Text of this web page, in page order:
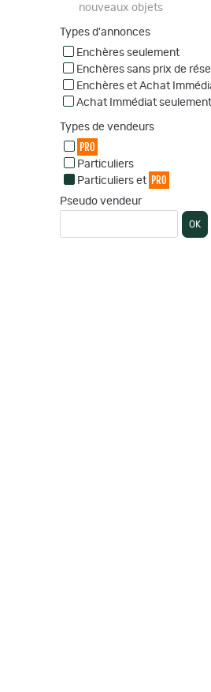
nouveaux objets
Types d'annonces
Enchères seulement
Enchères sans prix de
Enchères et Achat
Achat Immédiat seulement
Types de vendeurs
PRO
Particuliers
Particuliers et PRO
Pseudo vendeur
OK